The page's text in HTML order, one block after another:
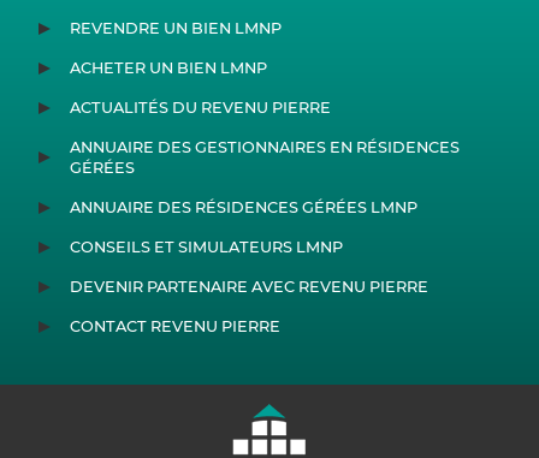
REVENDRE UN BIEN LMNP
ACHETER UN BIEN LMNP
ACTUALITÉS DU REVENU PIERRE
ANNUAIRE DES GESTIONNAIRES EN RÉSIDENCES
GÉRÉES
ANNUAIRE DES RÉSIDENCES GÉRÉES LMNP
CONSEILS ET SIMULATEURS LMNP
DEVENIR PARTENAIRE AVEC REVENU PIERRE
CONTACT REVENU PIERRE